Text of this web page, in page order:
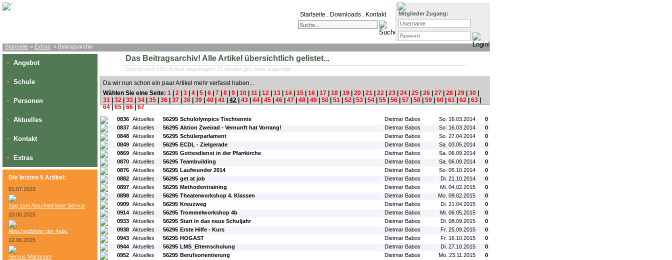
Startseite . Downloads . Kontakt Mitglieder Zugang:
Startseite » Extras » Beitragsarchiv
» Angebot
» Schule
» Personen
» Aktuelles
» Kontakt
» Extras
Die letzten 5 Artikel:
01.07.2025
Sag zum Abschied leise Servus
20.06.2025
Abschiedsfeier der 4abc
12.06.2025
Servus Marianum
Das Beitragsarchiv! Alle Artikel übersichtlich gelistet...
Derzeit sind 1401 Artikel eingetragen! 21 werden pro Seite angezeigt...
Da wir nun schon ein paar Artikel mehr verfasst haben...
Wählen Sie eine Seite: 1 2 3 4 5 6 7 8 9 10 11 12 13 14 15 16 17 18 19 20 21 22 23 24 25 26 27 28 29 30
31
32 33 34 35 36 37 38 39 40 41 42 43 44 45 46 47 48 49 50 51 52 53 54 55 56 57 58 59 60 61 62 63
64|65|66|67
#L: #ID: #Rubrik:
0836 Aktuelles 56295 Schulolympics Tischtennis Dietmar Babos So. 16.03.2014
0
0837 Aktuelles 56295 Aktion Zweirad - Vernunft hat Vorrang! Dietmar Babos So. 16.03.2014
0
0848 Aktuelles 56295 Schülerparlament Dietmar Babos So. 27.04.2014
0
0849 Aktuelles 56295 ECDL - Zielgerade Dietmar Babos Sa. 03.05.2014
0
0869 Aktuelles 56295 Gottesdienst in der Pfarrkirche Dietmar Babos Sa. 06.09.2014
0
0870 Aktuelles 56295 Teambuilding Dietmar Babos Sa. 06.09.2014
0
0876 Aktuelles 56295 Laufwunder 2014 Dietmar Babos So. 05.10.2014
0
0882 Aktuelles 56295 get at job Dietmar Babos Di. 21.10.2014
0
0897 Aktuelles 56295 Methodentraining Dietmar Babos Mi. 04.02.2015
0
0898 Aktuelles 56295 Theaterworkshop 4. Klassen Dietmar Babos Mo. 09.02.2015
0
0909 Aktuelles 56295 Kreuzweg Dietmar Babos Di. 21.04.2015
0
0914 Aktuelles 56295 Trommelworkshop 4b Dietmar Babos Mi. 06.05.2015
0
0933 Aktuelles 56295 Start in das neue Schuljahr Dietmar Babos Di. 08.09.2015
0
0938 Aktuelles 56295 Erste Hilfe - Kurs Dietmar Babos Fr. 25.09.2015
0
0943 Aktuelles 56295 HOGAST Dietmar Babos Fr. 16.10.2015
0
0944 Aktuelles 56295 LMS_Elternschulung Dietmar Babos Di. 27.10.2015
0
0952 Aktuelles 56295 Berufsorientierung Dietmar Babos Mo. 23.11.2015
0